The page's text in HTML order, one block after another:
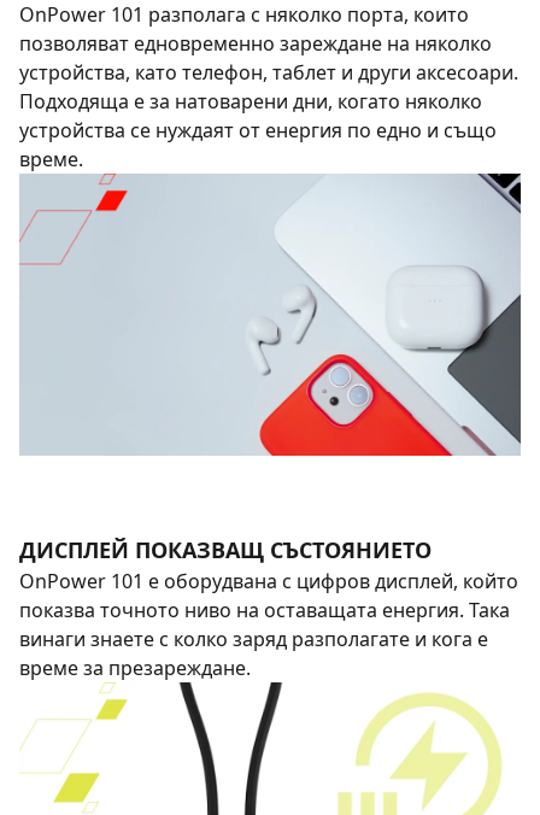
OnPower 101 разполага с няколко порта, които
позволяват едновременно зареждане на няколко
устройства, като телефон, таблет и други аксесоари.
Подходяща е за натоварени дни, когато няколко
устройства се нуждаят от енергия по едно и също
време.
ДИСПЛЕЙ ПОКАЗВАЩ СЪСТОЯНИЕТО
OnPower 101 е оборудвана с цифров дисплей, който
показва точното ниво на оставащата енергия. Така
винаги знаете с колко заряд разполагате и кога е
време за презареждане.